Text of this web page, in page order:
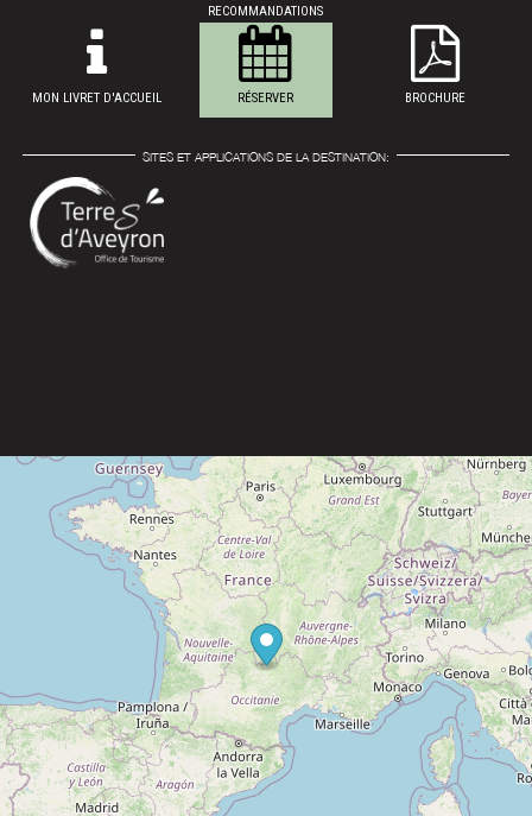
RECOMMANDATIONS
MON LIVRET D'ACCUEIL RÉSERVER BROCHURE
SITES ET APPLICATIONS DE LA DESTINATION: